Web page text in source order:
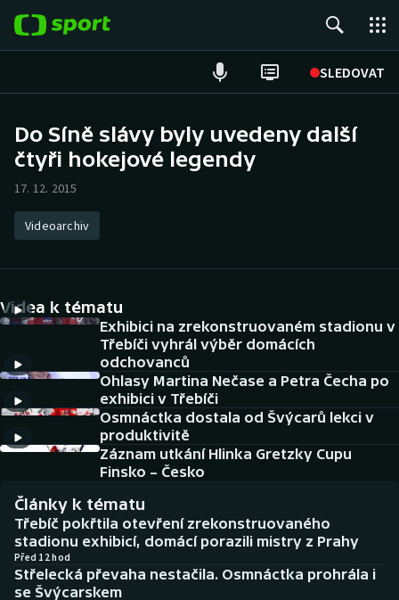
SLEDOVAT
Hokej
Atletika
DALŠÍ SPORTY
Americký fotbal
Baseball a softbal
Basketbal
Biatlon
Boby a skeleton
Box
NEPŘEHLÉDNĚTE
Soutěže
Historické návraty
Aplikace ČT sport
AZ kvíz
Do Síně slávy byly uvedeny další
čtyři hokejové legendy
17. 12. 2015
Videoarchiv
Videa k tématu
Exhibici na zrekonstruovaném stadionu v
Třebíči vyhrál výběr domácích
odchovanců
Ohlasy Martina Nečase a Petra Čecha po
exhibici v Třebíči
Osmnáctka dostala od Švýcarů lekci v
produktivitě
Záznam utkání Hlinka Gretzky Cupu
Finsko – Česko
Články k tématu
Třebíč pokřtila otevření zrekonstruovaného
stadionu exhibicí, domácí porazili mistry z Prahy
Před 12 hod
Střelecká převaha nestačila. Osmnáctka prohrála i
se Švýcarskem